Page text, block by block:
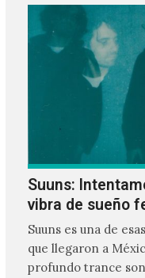
Suuns:
vibra de sueño
Suuns es una de
que llegaron a
profundo trance